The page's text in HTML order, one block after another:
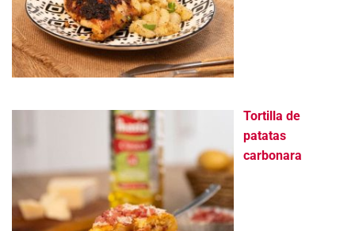
Tortilla de
patatas
carbonara